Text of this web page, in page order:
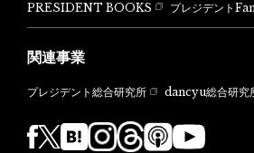
PRESIDENT BOOKS
プレジデント
関連事業
プレジデント総合研究所 dancyu総合研究